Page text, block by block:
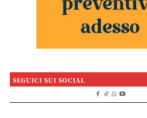
SEGUICI SUI SOCIAL